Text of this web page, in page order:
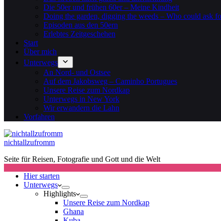
Die 50er und frühen 60er – Meine Kindheit
Doing the garden, digging the weeds – Who could ask
Episoden aus den 50ern
Erlebtes Zeitgeschehen
Start
Über mich
Unterwegs
An Nord- und Ostsee
Auf dem Jakobsweg – Caminho Portugues
Unsere Reise zum Nordkap
Unterwegs in New York
Wir erwandern die Lahn
Vorfahren
nichtallzufromm
Seite für Reisen, Fotografie und Gott und die Welt
Hier starten
Unterwegs
Highlights
Unsere Reise zum Nordkap
Ghana